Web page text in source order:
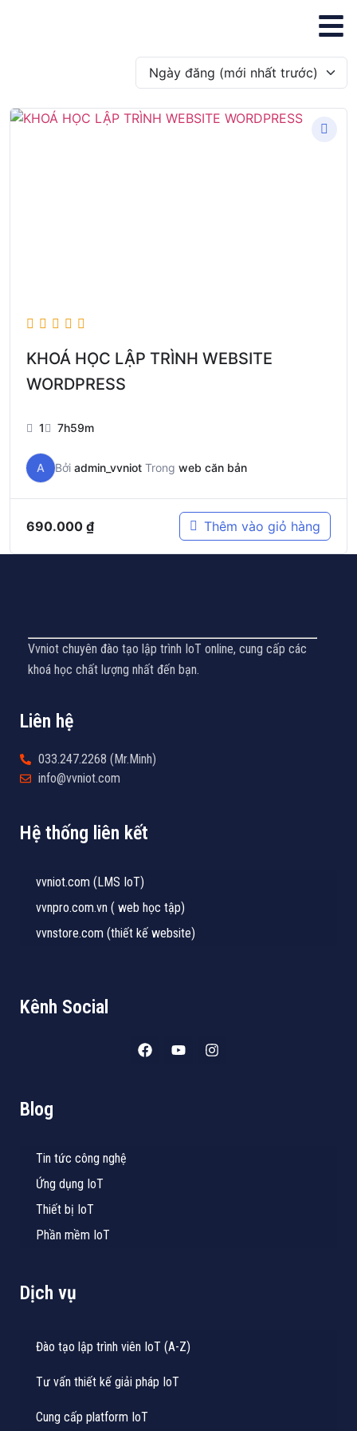
KHOÁ HỌC LẬP TRÌNH WEBSITE
WORDPRESS
1 7h59m
A Bởi admin_vvniot Trong web căn bản
690.000 ₫ Thêm vào giỏ hàng
Vvniot chuyên đào tạo lập trình IoT online, cung cấp các
khoá học chất lượng nhất đến bạn.
Liên hệ
033.247.2268 (Mr.Minh)
info@vvniot.com
Hệ thống liên kết
vvniot.com (LMS IoT)
vvnpro.com.vn ( web học tập)
vvnstore.com (thiết kế website)
Kênh Social
Blog
Tin tức công nghệ
Ứng dụng IoT
Thiết bị IoT
Phần mềm IoT
Dịch vụ
Đào tạo lập trình viên IoT (A-Z)
Tư vấn thiết kế giải pháp IoT
Cung cấp platform IoT